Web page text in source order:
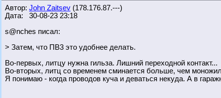
Автор: John Zaitsev (178.176.87.---)
Дата: 30-08-23 23:18
s@nches писал:
> Затем, что ПВ3 это удобнее делать.
Во-первых, литцу нужна гильза. Лишний переходной контакт...
Во-вторых, литц со временем сминается больше, чем
Я понимаю - когда проводов куча и деваться некуда. А в